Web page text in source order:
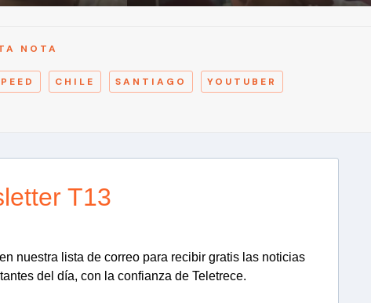
NOTA
CHILE SANTIAGO YOUTUBER
T13
nuestra lista de correo para recibir gratis las noticias
del día, con la confianza de Teletrece.